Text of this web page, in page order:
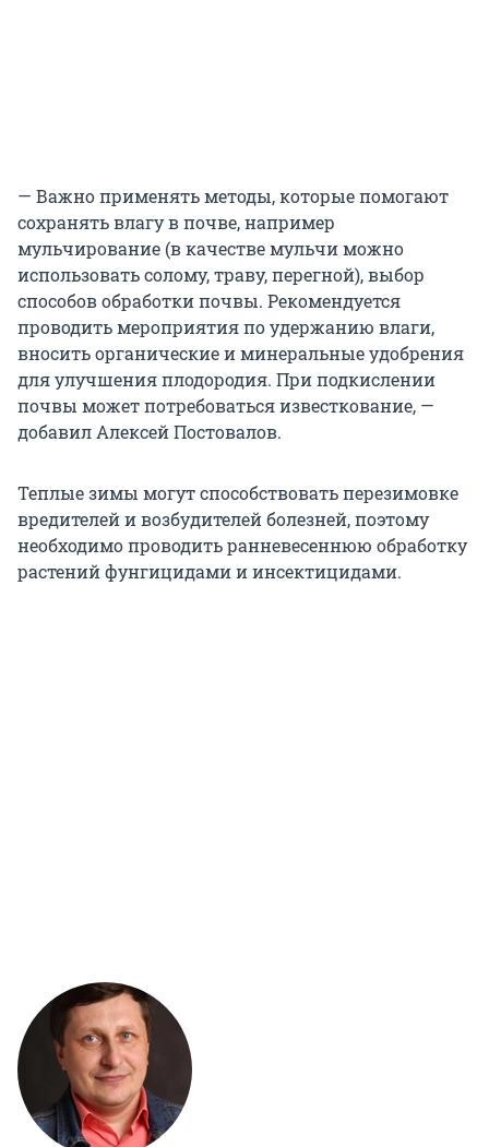
— Важно применять методы, которые помогают
сохранять влагу в почве, например
мульчирование (в качестве мульчи можно
использовать солому, траву, перегной), выбор
способов обработки почвы. Рекомендуется
проводить мероприятия по удержанию влаги,
вносить органические и минеральные удобрения
для улучшения плодородия. При подкислении
почвы может потребоваться известкование, —
добавил Алексей Постовалов.
Теплые зимы могут способствовать перезимовке
вредителей и возбудителей болезней, поэтому
необходимо проводить ранневесеннюю обработку
растений фунгицидами и инсектицидами.